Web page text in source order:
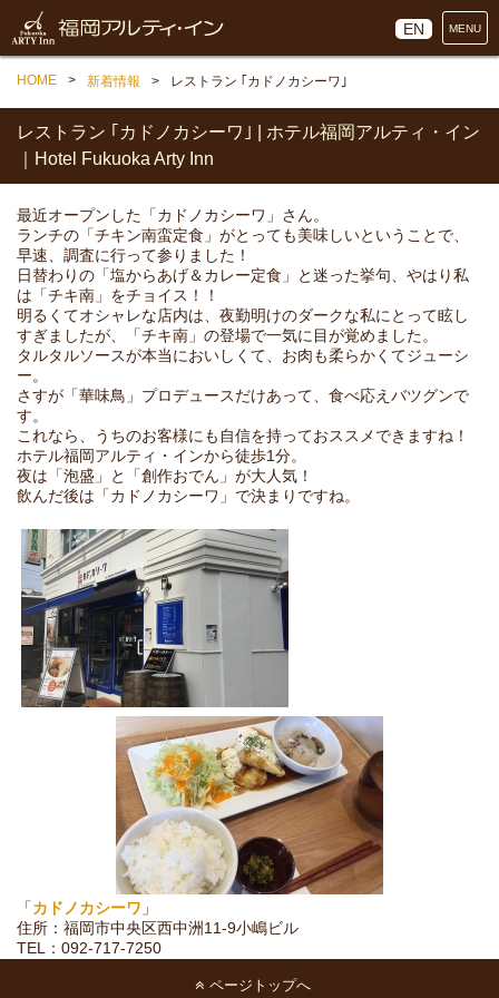
EN MENU
HOME 新着情報 レストラン ｢カドノカシーワ｣
レストラン ｢カドノカシーワ｣ | ホテル福岡アルティ・イン
｜Hotel Fukuoka Arty Inn
最近オープンした「カドノカシーワ」さん。
ランチの「チキン南蛮定食」がとっても美味しいということで、
早速、調査に行って参りました！
日替わりの「塩からあげ＆カレー定食」と迷った挙句、やはり私
は「チキ南」をチョイス！！
明るくてオシャレな店内は、夜勤明けのダークな私にとって眩し
すぎましたが、「チキ南」の登場で一気に目が覚めました。
タルタルソースが本当においしくて、お肉も柔らかくてジューシ
ー。
さすが「華味鳥」プロデュースだけあって、食べ応えバツグンで
す。
これなら、うちのお客様にも自信を持っておススメできますね！
ホテル福岡アルティ・インから徒歩1分。
夜は「泡盛」と「創作おでん」が大人気！
飲んだ後は「カドノカシーワ」で決まりですね。
「カドノカシーワ 」
住所：福岡市中央区西中洲11-9小嶋ビル
TEL：092-717-7250
ページトップへ